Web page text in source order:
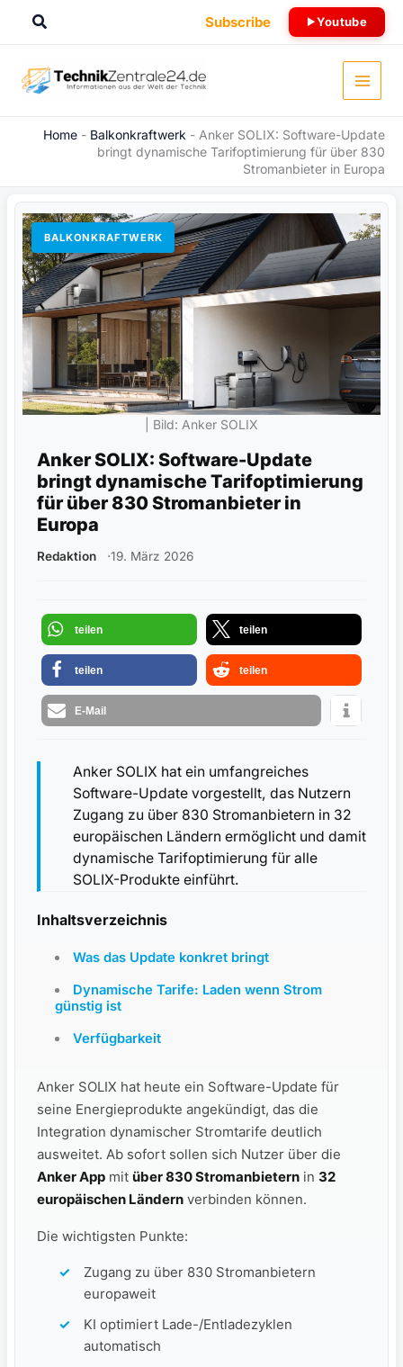
Suchen Subscribe Youtube
Home - Balkonkraftwerk - Anker SOLIX: Software-Update
bringt dynamische Tarifoptimierung für über 830
Stromanbieter in Europa
BALKONKRAFTWERK
| Bild: Anker SOLIX
Anker SOLIX: Software-Update
bringt dynamische Tarifoptimierung
für über 830 Stromanbieter in
Europa
Redaktion 19. März 2026
teilen teilen
teilen teilen
E-Mail
Anker SOLIX hat ein umfangreiches
Software-Update vorgestellt, das Nutzern
Zugang zu über 830 Stromanbietern in 32
europäischen Ländern ermöglicht und damit
dynamische Tarifoptimierung für alle
SOLIX-Produkte einführt.
Inhaltsverzeichnis
Was das Update konkret bringt
Dynamische Tarife: Laden wenn Strom
günstig ist
Verfügbarkeit
Anker SOLIX hat heute ein Software-Update für
seine Energieprodukte angekündigt, das die
Integration dynamischer Stromtarife deutlich
ausweitet. Ab sofort sollen sich Nutzer über die
Anker App mit über 830 Stromanbietern in 32
europäischen Ländern verbinden können.
Die wichtigsten Punkte:
Zugang zu über 830 Stromanbietern
europaweit
KI optimiert Lade-/Entladezyklen
automatisch